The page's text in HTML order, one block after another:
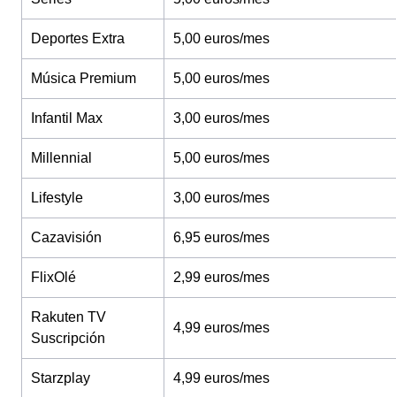
Deportes Extra 5,00 euros/mes
Música Premium 5,00 euros/mes
Infantil Max 3,00 euros/mes
Millennial 5,00 euros/mes
Lifestyle 3,00 euros/mes
Cazavisión 6,95 euros/mes
FlixOlé 2,99 euros/mes
Rakuten TV
Suscripción
4,99 euros/mes
Starzplay 4,99 euros/mes